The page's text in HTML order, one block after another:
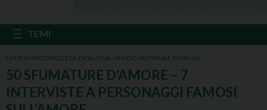
UFFICIO PASTORALE ETÀ EVOLUTIVA UFFICIO PASTORALE FAMIGLIA
50 SFUMATURE D’AMORE – 7
INTERVISTE A PERSONAGGI FAMOSI